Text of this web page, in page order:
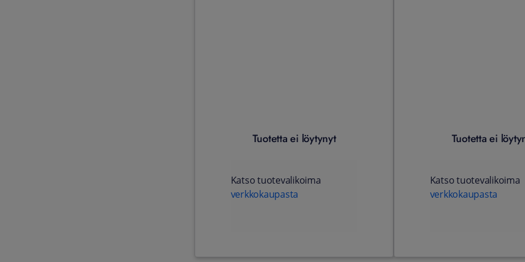
Tuotetta ei löytynyt
Katso tuotevalikoima
verkkokaupasta
Tuotetta ei
Katso tuotevalikoima
verkkokaupasta